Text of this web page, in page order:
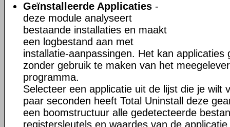
Geïnstalleerde Applicaties -
deze module analyseert
bestaande installaties en maakt
een logbestand aan met
installatie-aanpassingen. Het kan applicaties
zonder gebruik te maken van het
programma.
Selecteer een applicatie uit de lijst die je wilt
paar seconden heeft Total Uninstall deze
een boomstructuur alle gedetecteerde
registersleutels en waardes van de